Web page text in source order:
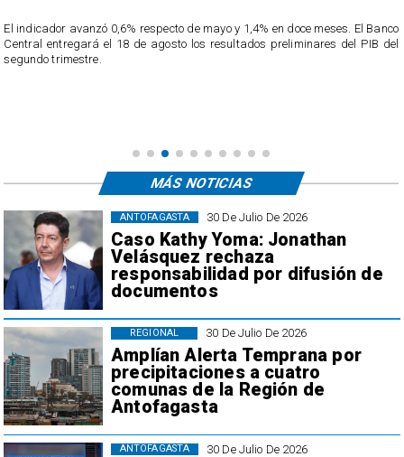
El cargamento estaba oculto en un tractocamión que circulaba en la Ruta 5
Norte. El conductor del vehículo, un ciudadano extranjero de 24 años, fue
detenido.
30 De Julio De 2026
Caso Kathy Yoma: Jonathan
Velásquez rechaza
responsabilidad por difusión de
documentos
ANTOFAGASTA
30 De Julio De 2026
Amplían Alerta Temprana por
precipitaciones a cuatro
comunas de la Región de
Antofagasta
REGIONAL
30 De Julio De 2026
ANTOFAGASTA
MÁS NOTICIAS